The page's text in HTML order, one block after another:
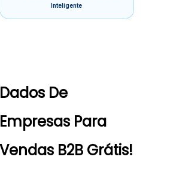
Inteligente
Dados De
Empresas Para
Vendas B2B Grátis!